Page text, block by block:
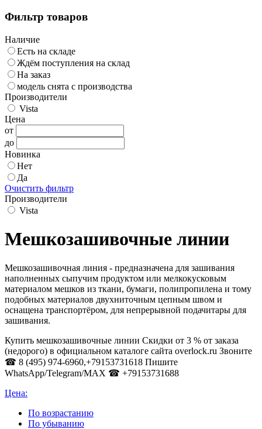
Фильтр товаров
Наличие
Есть на складе
Ждём поступления на склад
На заказ
модель снята с производства
Производители
Vista
Цена
от
до
Новинка
Нет
Да
Очистить фильтр
Производители
Vista
Мешкозашивочные линии
Мешкозашивочная линия - предназначена для зашивания
наполненных сыпучим продуктом или мелкокусковым
материалом мешков из ткани, бумаги, полипропилена и тому
подобных материалов двухниточным цепным швом и
оснащена транспортёром, для непрерывной подачитары для
зашивания.
Купить мешкозашивочные линии Скидки от 3 % от заказа
(недорого) в официальном каталоге сайта overlock.ru Звоните
☎ 8 (495) 974-6960,+79153731618 Пишите
WhatsApp/Telegram/MAX ☎ +79153731688
Цена:
По возрастанию
По убыванию